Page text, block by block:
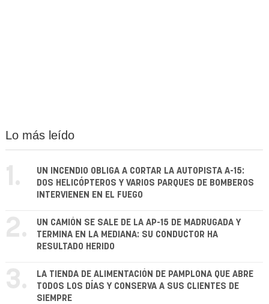
Lo más leído
1.
UN INCENDIO OBLIGA A CORTAR LA AUTOPISTA A-15:
DOS HELICÓPTEROS Y VARIOS PARQUES DE BOMBEROS
INTERVIENEN EN EL FUEGO
2.
UN CAMIÓN SE SALE DE LA AP-15 DE MADRUGADA Y
TERMINA EN LA MEDIANA: SU CONDUCTOR HA
RESULTADO HERIDO
3.
LA TIENDA DE ALIMENTACIÓN DE PAMPLONA QUE ABRE
TODOS LOS DÍAS Y CONSERVA A SUS CLIENTES DE
SIEMPRE